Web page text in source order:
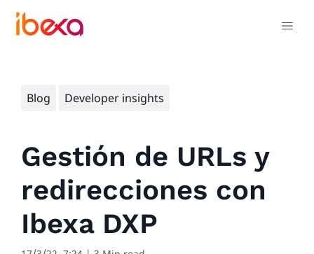
Blog Developer insights
Gestión de URLs y
redirecciones con
Ibexa DXP